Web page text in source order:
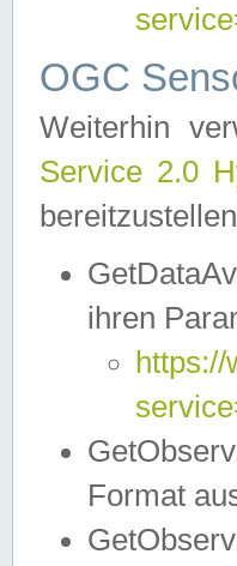
OGC
Weiterhin
Service 2.0
ihren
Format